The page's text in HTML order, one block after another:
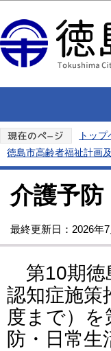
トッ
徳島市高齢者福祉計画
介護予防
最終更新日：2026年7
第10期徳
認知症施策
度まで）
防・日常